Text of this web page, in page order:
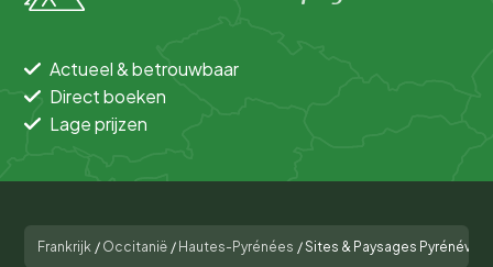
Actueel & betrouwbaar
Direct boeken
Lage prijzen
Frankrijk / Occitanië / Hautes-Pyrénées /Sites & Paysages